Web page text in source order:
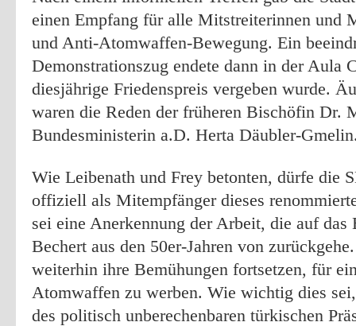
einen Empfang für alle Mitstreiterinnen und
und Anti-Atomwaffen-Bewegung. Ein
Demonstrationszug endete dann in der Aula
diesjährige Friedenspreis vergeben wurde.
waren die Reden der früheren Bischöfin Dr.
Bundesministerin a.D. Herta Däubler-
Wie Leibenath und Frey betonten, dürfe die
offiziell als Mitempfänger dieses
sei eine Anerkennung der Arbeit, die auf das
Bechert aus den 50er-Jahren von
weiterhin ihre Bemühungen fortsetzen, für
Atomwaffen zu werben. Wie wichtig dies
des politisch unberechenbaren türkischen